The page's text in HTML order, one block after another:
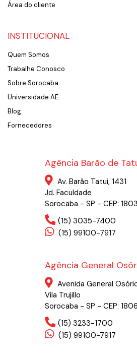
Área do cliente
INSTITUCIONAL
Quem Somos
Trabalhe Conosco
Sobre Sorocaba
Universidade AE
Blog
Fornecedores
Agência Barão de
Av. Barão Tatuí, 1431
Jd. Faculdade
Sorocaba - SP - CEP:
(15) 3035-7400
(15) 99100-7917
Agência General
Avenida General
Vila Trujillo
Sorocaba - SP - CEP:
(15) 3233-1700
(15) 99100-7917